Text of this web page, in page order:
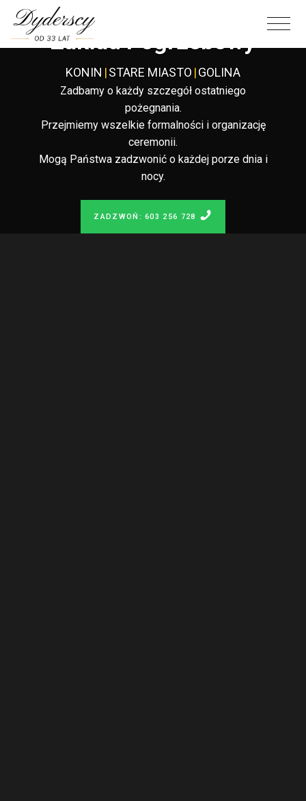
Całodobowy
Zakład Pogrzebowy
KONIN |STARE MIASTO |GOLINA
Zadbamy o każdy szczegół ostatniego
pożegnania.
Przejmiemy wszelkie formalności i organizację
ceremonii.
Mogą Państwa zadzwonić o każdej porze dnia i
nocy.
ZADZWOŃ: 603 256 728